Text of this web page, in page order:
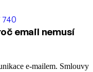
740
email nemusí
e-mailem. Smlouvy